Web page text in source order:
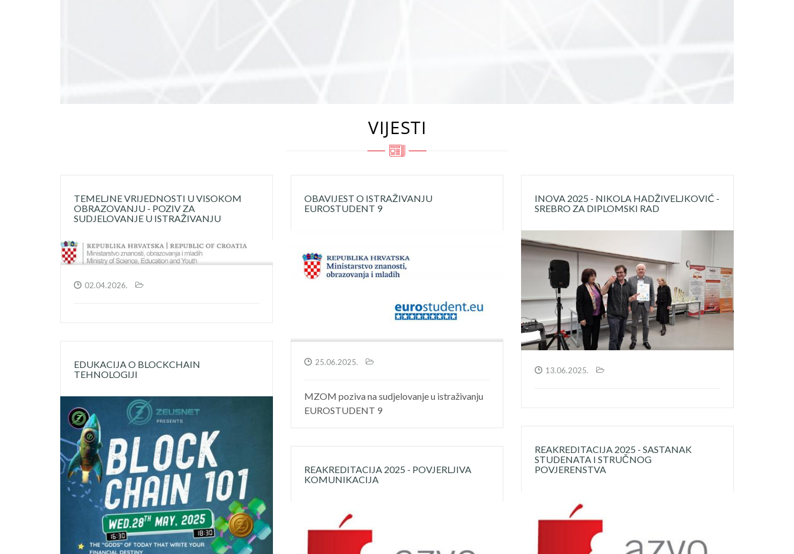
VIJESTI
TEMELJNE VRIJEDNOSTI U VISOKOM
OBRAZOVANJU - POZIV ZA
SUDJELOVANJE U ISTRAŽIVANJU
02.04.2026.
OBAVIJEST O ISTRAŽIVANJU
EUROSTUDENT 9
25.06.2025.
MZOM poziva na sudjelovanje u istraživanju
EUROSTUDENT 9
INOVA 2025 - NIKOLA HADŽIVELJKOVIĆ -
SREBRO ZA DIPLOMSKI RAD
13.06.2025.
EDUKACIJA O BLOCKCHAIN
TEHNOLOGIJI
REAKREDITACIJA 2025 - SASTANAK
STUDENATA I STRUČNOG
POVJERENSTVA
REAKREDITACIJA 2025 - POVJERLJIVA
KOMUNIKACIJA